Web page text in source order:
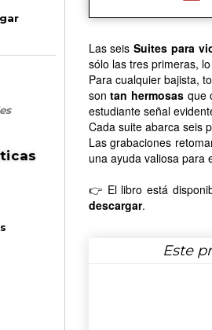
Las seisSuites para
sólo las tres primeras,
Para cualquier bajista,
sontan hermosasque
estudiante señal
Cada suite abarca seis
Las grabaciones
una ayuda valiosa para
👉 El libro está
descargar.
Este